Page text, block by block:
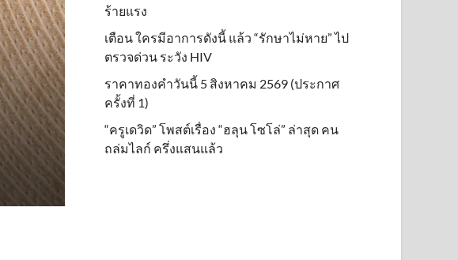
ร้ายแรง
เตือน ใครมีอาการดังนี้ แล้ว “รักษาไม่หาย” ไป
ตรวจด่วน ระวัง HIV
ราคาทองคำวันนี้ 5 สิงหาคม 2569 (ประกาศ
ครั้งที่ 1)
“ครูเดวิด” โพสต์เรื่อง “ฮลุน โซโล่” ล่าสุด คน
ถล่มไลก์ ครึ่งแสนแล้ว